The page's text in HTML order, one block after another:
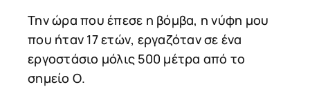
Την ώρα που έπεσε η βόμβα, η νύφη μου
που ήταν 17 ετών, εργαζόταν σε ένα
εργοστάσιο μόλις 500 μέτρα από το
σημείο Ο.